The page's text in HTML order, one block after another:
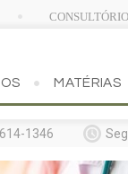
MATÉRIAS
1346